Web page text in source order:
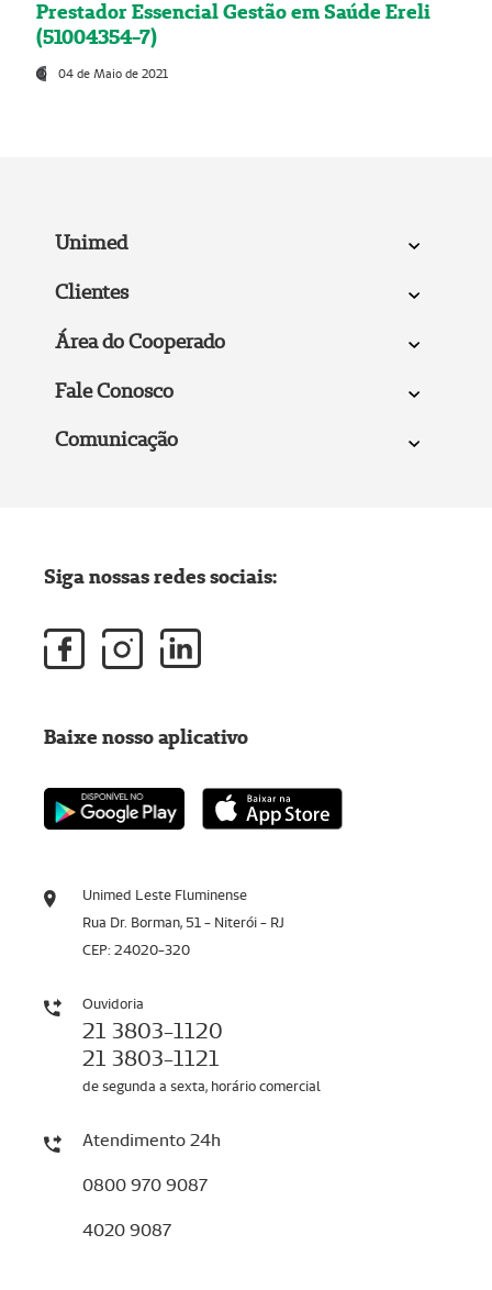
Prestador Essencial Gestão em Saúde Ereli
(51004354-7)
04 de Maio de 2021
Unimed
Clientes
Área do Cooperado
Fale Conosco
Comunicação
Unimed Leste Fluminense
Rua Dr. Borman, 51 - Niterói - RJ
CEP: 24020-320
Ouvidoria
21 3803-1120
21 3803-1121
de segunda a sexta, horário comercial
Atendimento 24h
0800 970 9087
4020 9087
Siga nossas redes sociais:
Baixe nosso aplicativo